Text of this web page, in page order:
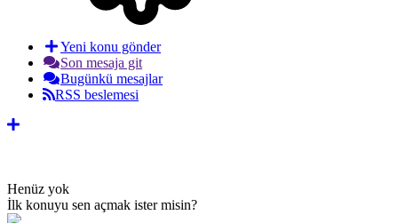
Yeni konu gönder
Son mesaja git
Bugünkü mesajlar
RSS beslemesi
Henüz yok
İlk konuyu sen açmak ister misin?